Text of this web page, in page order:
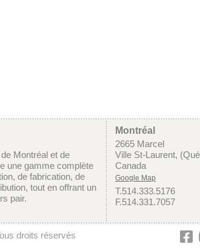
Montréal et de
une gamme complète
de fabrication, de
tout en offrant un
pair.
Montréal
2665 Marcel
Ville St-Laurent,
Canada
Google Map
T.514.333.5176
F.514.331.7057
droits réservés